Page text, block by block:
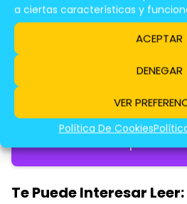
a ciertas características y
ACEPTAR
DENEGAR
VER
Política De Cookies
Te Puede Interesar Leer:
Ideas Para
Rápidas En
Noches
Ocupadas
Te Puede Interesar Leer: